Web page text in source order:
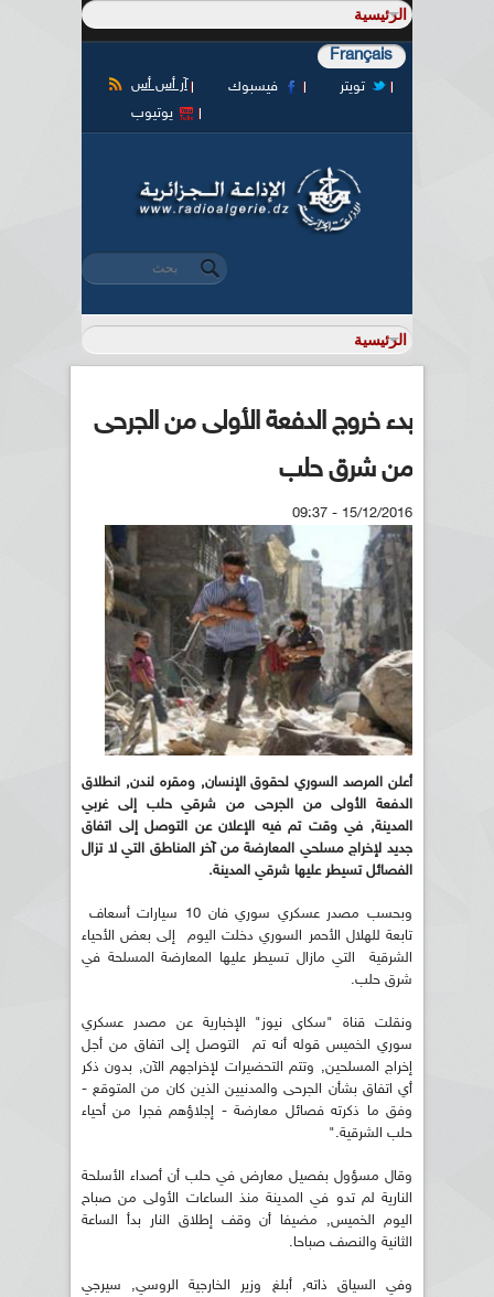
Français
آر أس أس فيسبوك
تويتر
يوتيوب
استمارة البحث
‏بحث ‏
بدء خروج الدفعة الأولى من الجرحى
من شرق حلب
15/12/2016 - 09:37
أعلن المرصد السوري لحقوق الإنسان, ومقره لندن, انطلاق
الدفعة الأولى من الجرحى من شرقي حلب إلى غربي
المدينة, في وقت تم فيه الإعلان عن التوصل إلى اتفاق
جديد لإخراج مسلحي المعارضة من آخر المناطق التي لا تزال
الفصائل تسيطر عليها شرقي المدينة.
وبحسب مصدر عسكري سوري فان 10 سيارات أسعاف
تابعة للهلال الأحمر السوري دخلت اليوم إلى بعض الأحياء
الشرقية التي مازال تسيطر عليها المعارضة المسلحة في
شرق حلب.
ونقلت قناة "سكاى نيوز" الإخبارية عن مصدر عسكري
سوري الخميس قوله أنه تم التوصل إلى اتفاق من أجل
إخراج المسلحين, وتتم التحضيرات لإخراجهم الآن, بدون ذكر
أي اتفاق بشأن الجرحى والمدنيين الذين كان من المتوقع -
وفق ما ذكرته فصائل معارضة - إجلاؤهم فجرا من أحياء
حلب الشرقية."
وقال مسؤول بفصيل معارض في حلب أن أصداء الأسلحة
النارية لم تدو في المدينة منذ الساعات الأولى من صباح
اليوم الخميس, مضيفا أن وقف إطلاق النار بدأ الساعة
الثانية والنصف صباحا.
وفي السياق ذاته, أبلغ وزير الخارجية الروسي, سيرجي